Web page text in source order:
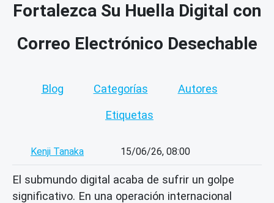
Fortalezca Su Huella Digital con
Correo Electrónico Desechable
Blog Categorías Autores
Etiquetas
Kenji Tanaka 15/06/26, 08:00
El submundo digital acaba de sufrir un golpe
significativo. En una operación internacional